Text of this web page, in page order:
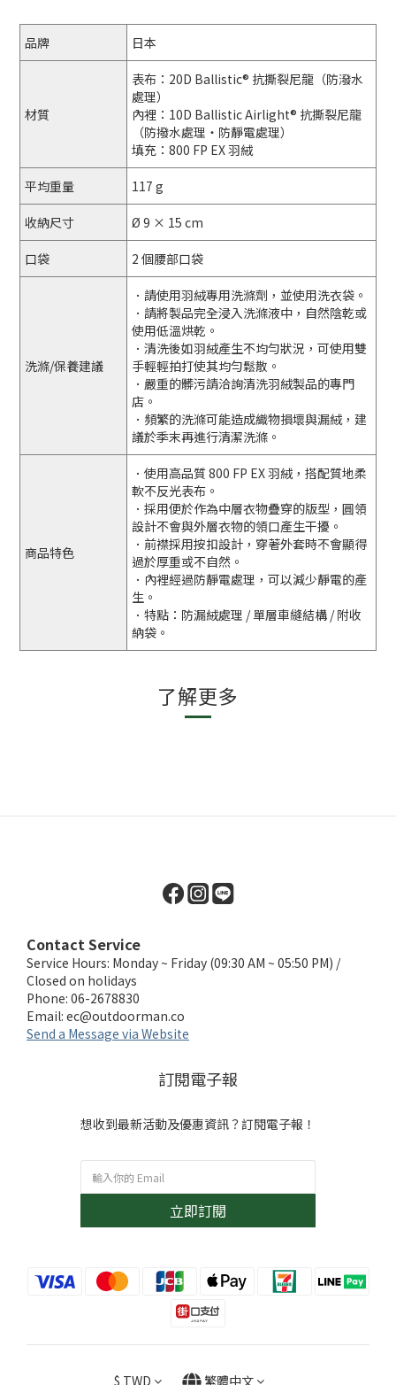
品牌 日本
材質
表布：20D Ballistic® 抗撕裂尼龍（防潑水
處理）
內裡：10D Ballistic Airlight® 抗撕裂尼龍
（防撥水處理・防靜電處理）
填充：800 FP EX 羽絨
平均重量 117 g
收納尺寸 Ø 9 × 15 cm
口袋 2 個腰部口袋
洗滌/保養建議
．請使用羽絨專用洗滌劑，並使用洗衣袋。
．請將製品完全浸入洗滌液中，自然陰乾或
使用低溫烘乾。
．清洗後如羽絨產生不均勻狀況，可使用雙
手輕輕拍打使其均勻鬆散。
．嚴重的髒污請洽詢清洗羽絨製品的專門
店。
．頻繁的洗滌可能造成織物損壞與漏絨，建
議於季末再進行清潔洗滌。
商品特色
．使用高品質 800 FP EX 羽絨，搭配質地柔
軟不反光表布。
．採用便於作為中層衣物疊穿的版型，圓領
設計不會與外層衣物的領口產生干擾。
．前襟採用按扣設計，穿著外套時不會顯得
過於厚重或不自然。
．內裡經過防靜電處理，可以減少靜電的產
生。
．特點：防漏絨處理 / 單層車縫結構 / 附收
納袋。
了解更多
Contact Service
Service Hours: Monday ~ Friday (09:30 AM ~ 05:50 PM) /
Closed on holidays
Phone: 06-2678830
Email: ec@outdoorman.co
Send a Message via Website
訂閱電子報
想收到最新活動及優惠資訊？訂閱電子報！
立即訂閱
$ TWD 繁體中文